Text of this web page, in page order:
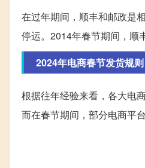
在过年期间，顺丰和邮政是
停运。2014年春节期间，顺
2024年电商春节发货规则
根据往年经验来看，各大电
而在春节期间，部分电商平